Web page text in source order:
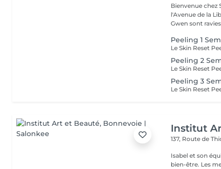
Bienvenue chez
l'Avenue de la Liberté à
Gwen sont ravies
Peeling 1
Peeling 2
Peeling 3
Institut
137, Route de
Isabel et son
bien-être. Les meilleures marques esthétiques et cosmétiques ainsi